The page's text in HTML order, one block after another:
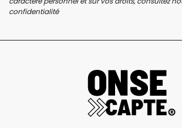
confidentialité